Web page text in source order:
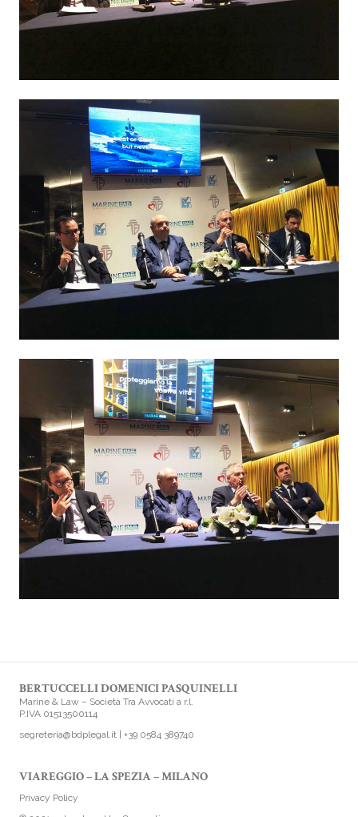
BERTUCCELLI DOMENICI PASQUINELLI
Marine & Law – Società Tra Avvocati a r.l.
P.IVA 01513500114
segreteria@bdplegal.it
+39 0584 389740
VIAREGGIO – LA SPEZIA – MILANO
Privacy Policy